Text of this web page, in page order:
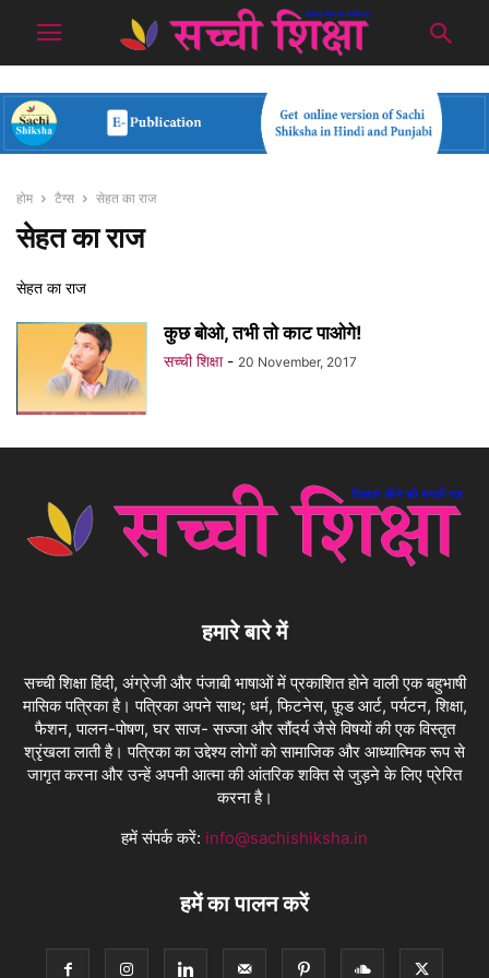
होम टैग्स सेहत का राज
सेहत का राज
सेहत का राज
कुछ बोओ, तभी तो काट पाओगे!
सच्ची शिक्षा - 20 November, 2017
हमारे बारे में
सच्ची शिक्षा हिंदी, अंग्रेजी और पंजाबी भाषाओं में प्रकाशित होने वाली एक बहुभाषी
मासिक पत्रिका है। पत्रिका अपने साथ; धर्म, फिटनेस, फ़ूड आर्ट, पर्यटन, शिक्षा,
फैशन, पालन-पोषण, घर साज- सज्जा और सौंदर्य जैसे विषयों की एक विस्तृत
श्रृंखला लाती है। पत्रिका का उद्देश्य लोगों को सामाजिक और आध्यात्मिक रूप से
जागृत करना और उन्हें अपनी आत्मा की आंतरिक शक्ति से जुड़ने के लिए प्रेरित
करना है।
हमें संपर्क करें: info@sachishiksha.in
हमें का पालन करें